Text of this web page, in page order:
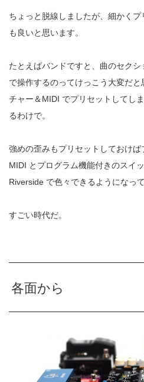
ちょっと脱線しましたが、細かく
も良いと思います。
たとえばバンドですと、曲のセク
で操作するのってけっこう大変だ
チャー＆MIDI でプリセットしてし
るわけで。
強めの歪みもプリセットしておけば
MIDI とプログラム機能付きのスイ
Riverside で色々できるようになっ
すごい時代だ。
各面から